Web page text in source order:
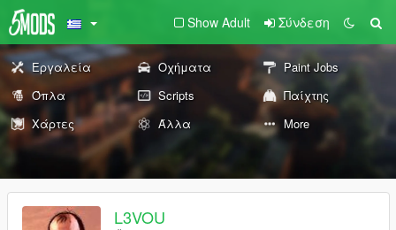
Show Adult Σύνδεση
Εργαλεία Οχήματα
Paint Jobs
Όπλα
Scripts
Παίχτης
Χάρτες
Άλλα More
L3VOU